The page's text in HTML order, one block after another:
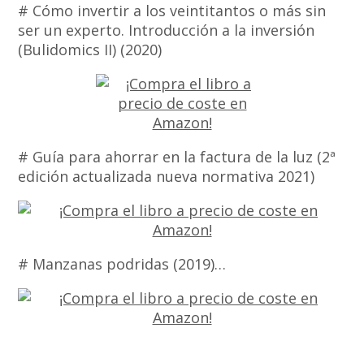
# Cómo invertir a los veintitantos o más sin
ser un experto. Introducción a la inversión
(Bulidomics II) (2020)
# Guía para ahorrar en la factura de la luz (2ª
edición actualizada nueva normativa 2021)
# Manzanas podridas (2019)…